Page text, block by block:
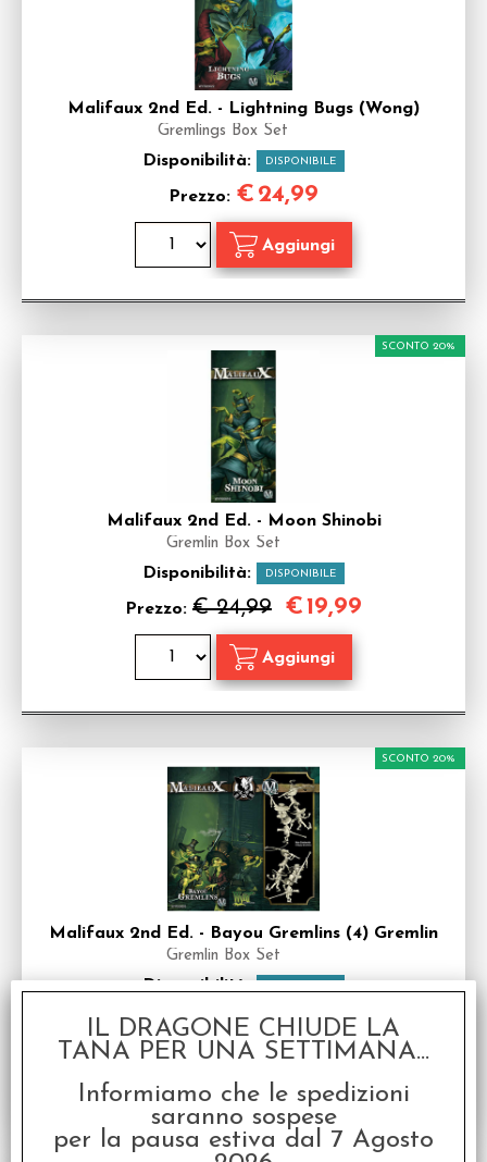
Malifaux 2nd Ed. - Lightning Bugs (Wong)
Gremlings Box Set
Disponibilità: DISPONIBILE
Prezzo: € 24,99
Malifaux 2nd Ed. - Moon Shinobi
Gremlin Box Set
Disponibilità: DISPONIBILE
Prezzo: € 24,99
SCONTO 20%
€19,99
Malifaux 2nd Ed. - Bayou Gremlins (4) Gremlin
Gremlin Box Set
Disponibilità:
Prezzo:€ 29,99
SCONTO 20%
€ 23,99
IL DRAGONE CHIUDE LA
TANA PER UNA SETTIMANA...
Informiamo che le spedizioni
saranno sospese
per la pausa estiva dal 7 Agosto